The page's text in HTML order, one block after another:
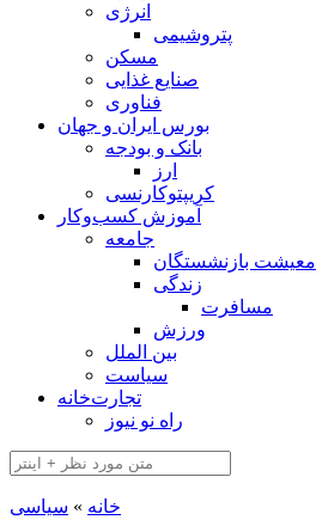
انرژی
پتروشیمی
مسکن
صنایع غذایی
فناوری
بورس ایران و جهان
بانک و بودجه
ارز
کریپتوکارنسی
آموزش کسب‌وکار
جامعه
معیشت بازنشستگان
زندگی
مسافرت
ورزش
بین الملل
سیاست
تجارت‌خانه
راه نو نیوز
خانه » سیاسی